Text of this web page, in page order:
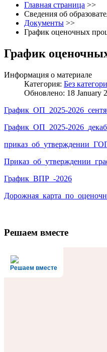
Главная страница >>
Сведения об
Документы >>
График оценочных
График
Информация о материале
Категория: Без
Обновлено: 18 January
График_ОП_2025-
График_ОП_2025-
График_ВПР_-2026
Решаем вместе
Решаем вместе